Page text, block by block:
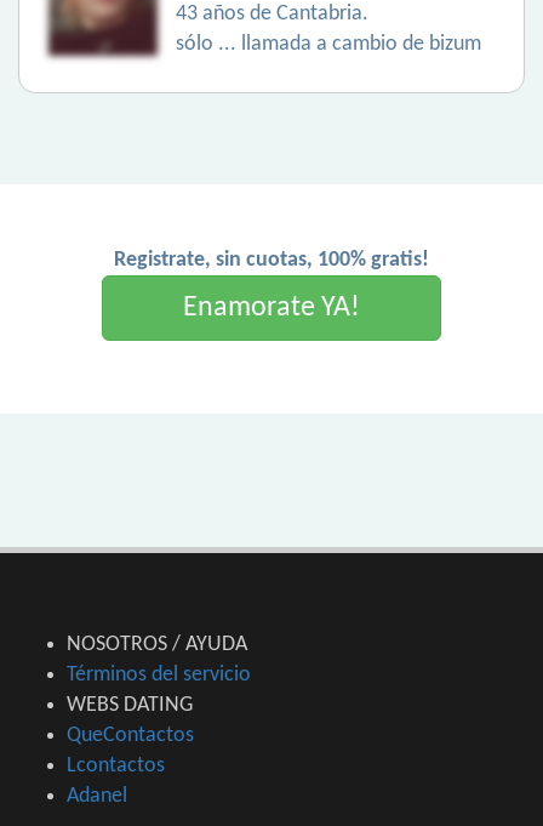
43 años de Cantabria.
sólo ... llamada a cambio de bizum
Registrate, sin cuotas, 100% gratis!
Enamorate YA!
NOSOTROS / AYUDA
Términos del servicio
WEBS DATING
QueContactos
Lcontactos
Adanel